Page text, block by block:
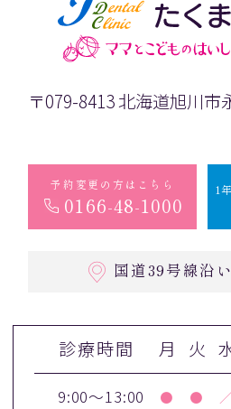
〒079-8413 北海道旭川市
予約変更の方はこちら
0166-48-1000
1
国道39号線沿
診療時間 月 火
9:00～13:00 ● ● ／